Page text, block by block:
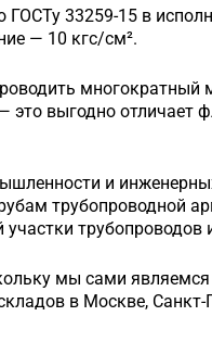
ГОСТу 33259-15 в
— 10 кгс/см².
выгодно отличает
и
трубопроводной
трубопроводов
мы сами являемся
в Москве, Санкт-